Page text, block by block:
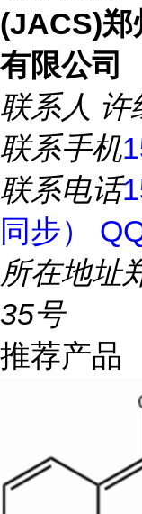
(JACS)郑
有限公司
联系人 许
联系手机
联系电话
同步）
所在地址
35号
推荐产品